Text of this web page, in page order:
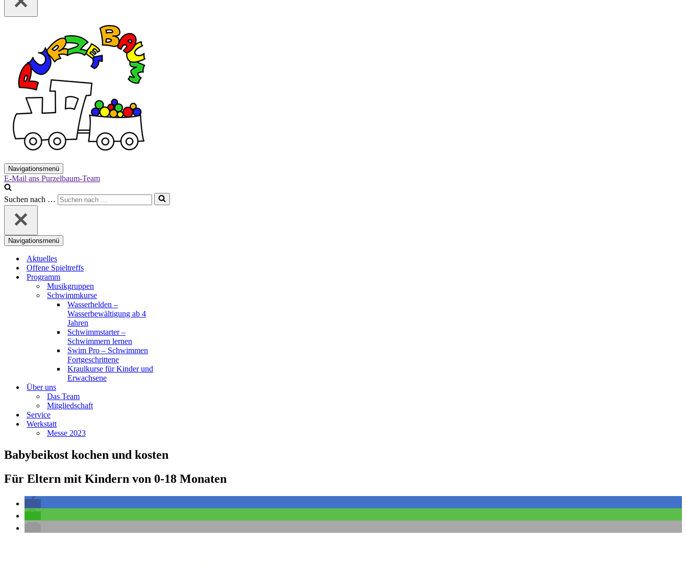
Navigationsmenü
E-Mail ans Purzelbaum-Team
Suchen nach …
Navigationsmenü
Aktuelles
Offene Spieltreffs
Programm
Musikgruppen
Schwimmkurse
Wasserhelden –
Wasserbewältigung ab 4
Jahren
Schwimmstarter –
Schwimmern lernen
Swim Pro – Schwimmen
Fortgeschrittene
Kraulkurse für Kinder und
Erwachsene
Über uns
Das Team
Mitgliedschaft
Service
Werkstatt
Messe 2023
Babybeikost kochen und kosten
Für Eltern mit Kindern von 0-18 Monaten